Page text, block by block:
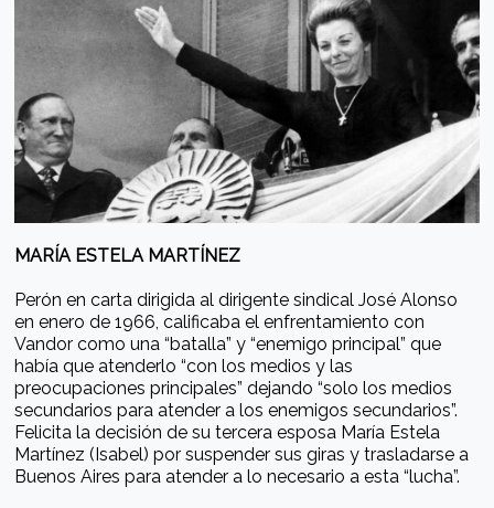
MARÍA ESTELA MARTÍNEZ
Perón en carta dirigida al dirigente sindical José Alonso
en enero de 1966, calificaba el enfrentamiento con
Vandor como una “batalla” y “enemigo principal” que
había que atenderlo “con los medios y las
preocupaciones principales” dejando “solo los medios
secundarios para atender a los enemigos secundarios”.
Felicita la decisión de su tercera esposa María Estela
Martínez (Isabel) por suspender sus giras y trasladarse a
Buenos Aires para atender a lo necesario a esta “lucha”.